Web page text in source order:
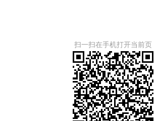
扫一扫在手机打开当前页